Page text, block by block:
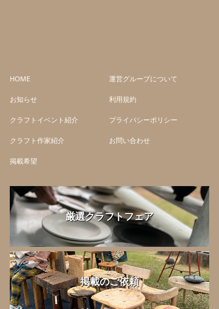
HOME
お知らせ
クラフトイベント紹介
クラフト作家紹介
掲載希望
運営グループについて
利用規約
プライバシーポリシー
お問い合わせ
厳選クラフトフェア
掲載のご依頼